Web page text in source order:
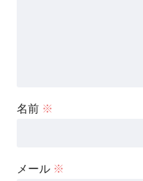
名前 ※
メール ※